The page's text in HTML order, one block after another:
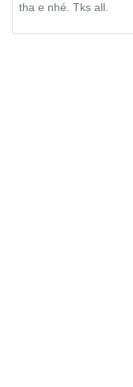
tha e nhé. Tks all.